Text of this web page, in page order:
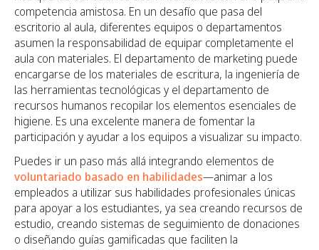
competencia amistosa. En un desafío que pasa del
escritorio al aula, diferentes equipos o departamentos
asumen la responsabilidad de equipar completamente el
aula con materiales. El departamento de marketing puede
encargarse de los materiales de escritura, la ingeniería de
las herramientas tecnológicas y el departamento de
recursos humanos recopilar los elementos esenciales de
higiene. Es una excelente manera de fomentar la
participación y ayudar a los equipos a visualizar su impacto.
Puedes ir un paso más allá integrando elementos de
voluntariado basado en habilidades—animar a los
empleados a utilizar sus habilidades profesionales únicas
para apoyar a los estudiantes, ya sea creando recursos de
estudio, creando sistemas de seguimiento de donaciones
o diseñando guías gamificadas que faciliten la